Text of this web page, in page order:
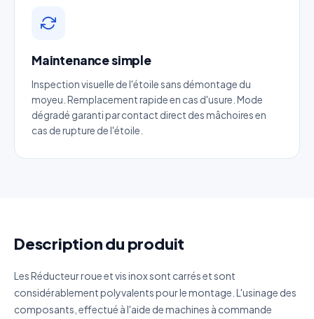
Maintenance simple
Inspection visuelle de l'étoile sans démontage du
moyeu. Remplacement rapide en cas d'usure. Mode
dégradé garanti par contact direct des mâchoires en
cas de rupture de l'étoile.
Description du produit
Les Réducteur roue et vis inox sont carrés et sont
considérablement polyvalents pour le montage. L'usinage des
composants, effectué à l'aide de machines à commande
Téléphone*
Catégorie